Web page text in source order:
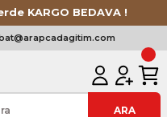
KARGO BEDAVA !
ARA